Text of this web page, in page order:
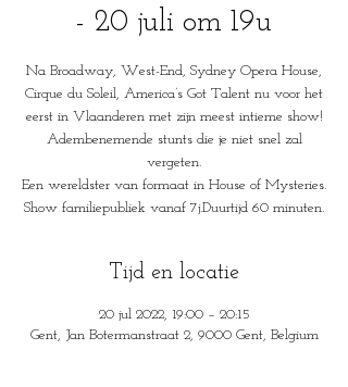
- 20 juli om 19u
Na Broadway, West-End, Sydney Opera House,
Cirque du Soleil, America’s Got Talent nu voor het
eerst in Vlaanderen met zijn meest intieme show!
Adembenemende stunts die je niet snel zal
vergeten.
Een wereldster van formaat in House of Mysteries.
Show familiepubliek vanaf 7j.Duurtijd 60 minuten.
Tijd en locatie
20 jul 2022, 19:00 – 20:15
Gent, Jan Botermanstraat 2, 9000 Gent, Belgium